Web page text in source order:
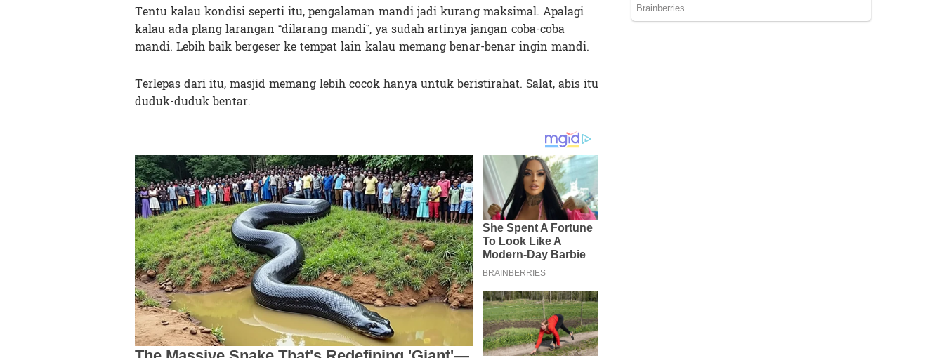
Tentu kalau kondisi seperti itu, pengalaman mandi jadi kurang maksimal. Apalagi
kalau ada plang larangan “dilarang mandi”, ya sudah artinya jangan coba-coba
mandi. Lebih baik bergeser ke tempat lain kalau memang benar-benar ingin mandi.
Terlepas dari itu, masjid memang lebih cocok hanya untuk beristirahat. Salat, abis itu
duduk-duduk bentar.